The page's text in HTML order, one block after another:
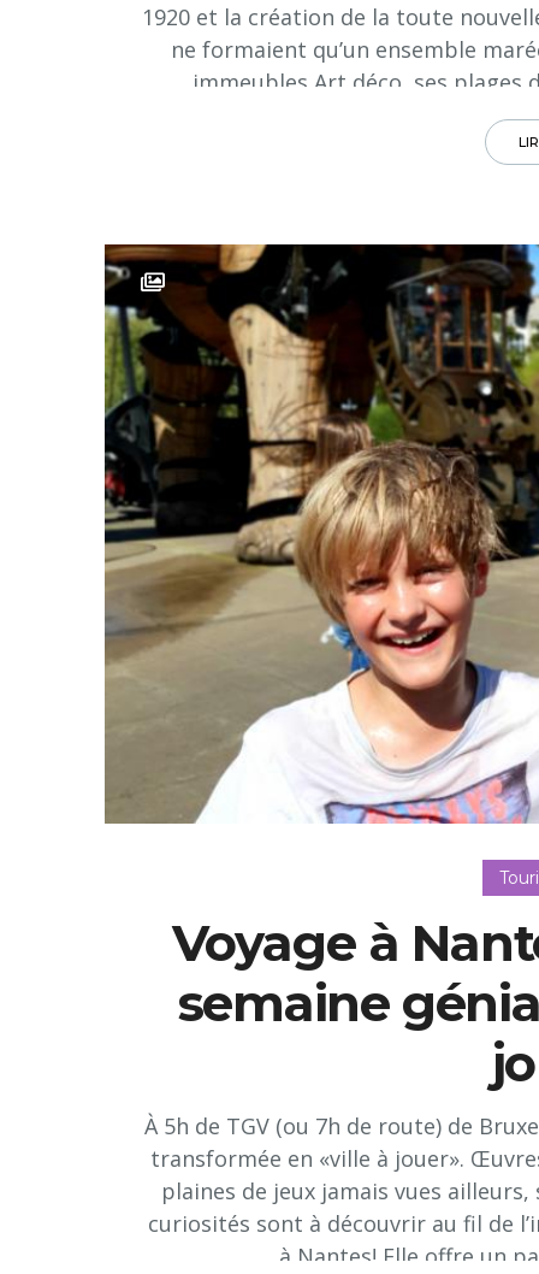
1920 et la création de la toute
ne formaient qu’un ensemble
immeubles Art déco, ses plages
Voyage à
semaine
À 5h de TGV (ou 7h de route) de
transformée en «ville à jouer».
plaines de jeux jamais vues
curiosités sont à découvrir au fil de
à Nantes! Elle offre un